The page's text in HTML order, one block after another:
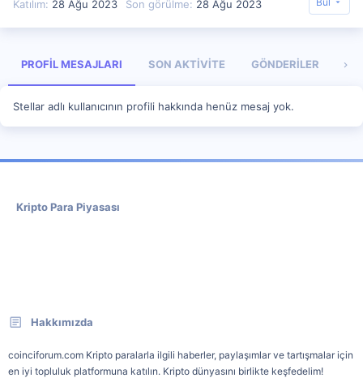
Katılım 28 Ağu 2023 Son görülme 28 Ağu 2023
PROFIL MESAJLARI SON AKTIVITE GÖNDERILER
Stellar adlı kullanıcının profili hakkında henüz mesaj yok.
Kripto Para Piyasası
Hakkımızda
coinciforum.com Kripto paralarla ilgili haberler, paylaşımlar ve tartışmalar için
en iyi topluluk platformuna katılın. Kripto dünyasını birlikte keşfedelim!